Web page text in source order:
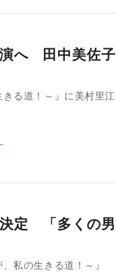
演へ 田中美佐子
る道！～』に美村里江
定 「多くの男
私の生きる道！～』